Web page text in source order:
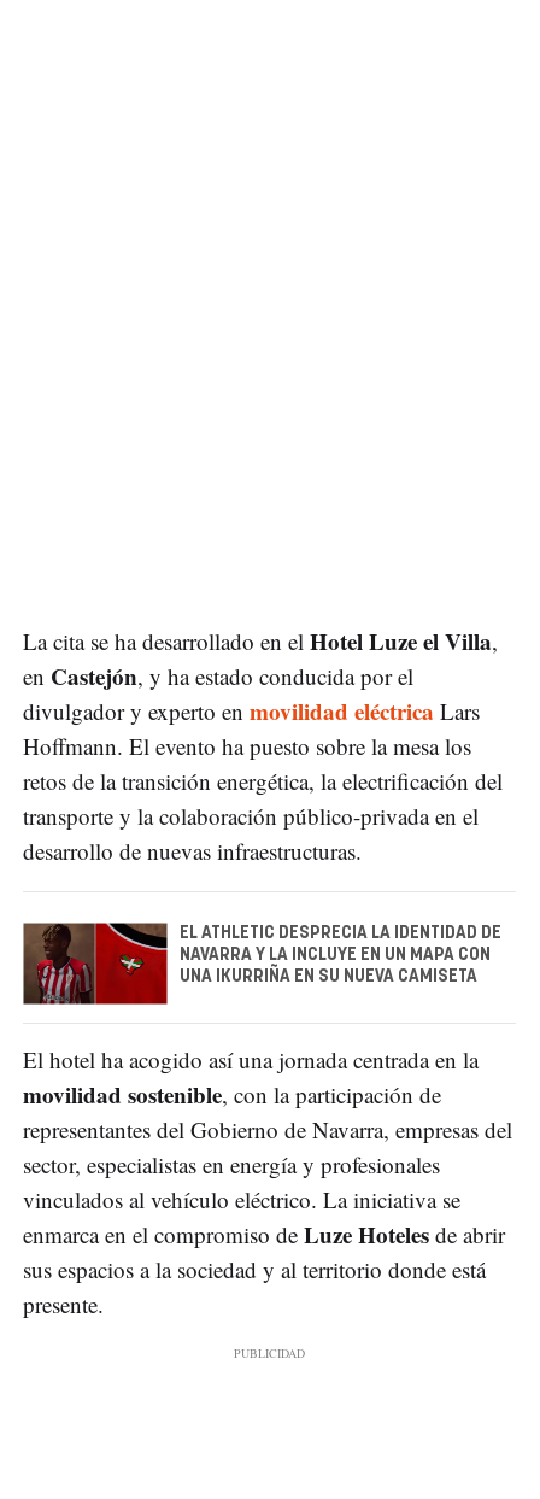
La cita se ha desarrollado en el Hotel Luze el Villa,
en Castejón, y ha estado conducida por el
divulgador y experto en movilidad eléctrica Lars
Hoffmann. El evento ha puesto sobre la mesa los
retos de la transición energética, la electrificación del
transporte y la colaboración público-privada en el
desarrollo de nuevas infraestructuras.
EL ATHLETIC DESPRECIA LA IDENTIDAD DE
NAVARRA Y LA INCLUYE EN UN MAPA CON
UNA IKURRIÑA EN SU NUEVA CAMISETA
El hotel ha acogido así una jornada centrada en la
movilidad sostenible, con la participación de
representantes del Gobierno de Navarra, empresas del
sector, especialistas en energía y profesionales
vinculados al vehículo eléctrico. La iniciativa se
enmarca en el compromiso de Luze Hoteles de abrir
sus espacios a la sociedad y al territorio donde está
presente.